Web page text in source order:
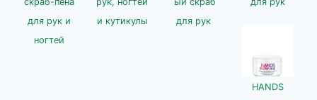
для рук и
ногтей
и кутикулы
для рук
HANDS